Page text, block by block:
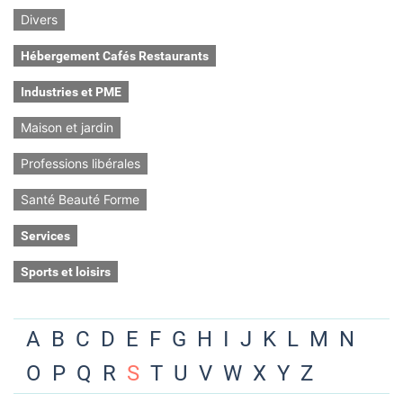
Divers
Hébergement Cafés Restaurants
Industries et PME
Maison et jardin
Professions libérales
Santé Beauté Forme
Services
Sports et loisirs
A B C D E F G H I J K L M N
O P Q R S T U V W X Y Z